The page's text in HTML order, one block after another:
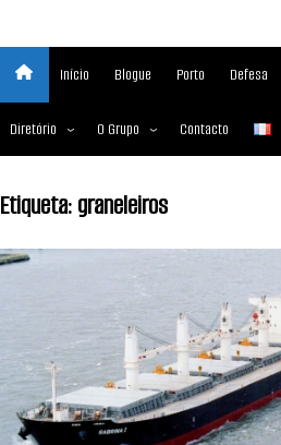
Início Blogue Porto Defesa
Diretório O Grupo
Nossos Serviços
Media Partner 2019 – 2023
Contacto
Etiqueta:graneleiros